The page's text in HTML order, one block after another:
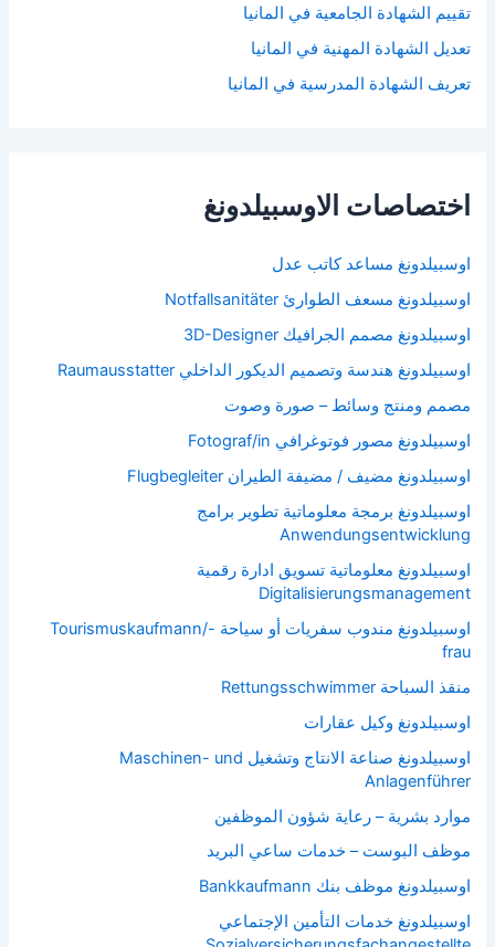
تقييم الشهادة الجامعية في المانيا
تعديل الشهادة المهنية في المانيا
تعريف الشهادة المدرسية في المانيا
اختصاصات الاوسبيلدونغ
اوسبيلدونغ مساعد كاتب عدل
اوسبيلدونغ مسعف الطوارئ Notfallsanitäter
اوسبيلدونغ مصمم الجرافيك 3D-Designer
اوسبيلدونغ هندسة وتصميم الديكور الداخلي Raumausstatter
مصمم ومنتج وسائط – صورة وصوت
اوسبيلدونغ مصور فوتوغرافي Fotograf/in
اوسبيلدونغ مضيف / مضيفة الطيران Flugbegleiter
اوسبيلدونغ برمجة معلوماتية تطوير برامج
Anwendungsentwicklung
اوسبيلدونغ معلوماتية تسويق ادارة رقمية
Digitalisierungsmanagement
اوسبيلدونغ مندوب سفريات أو سياحة Tourismuskaufmann/-
frau
منقذ السباحة Rettungsschwimmer
اوسبيلدونغ وكيل عقارات
اوسبيلدونغ صناعة الانتاج وتشغيل Maschinen- und
Anlagenführer
موارد بشرية – رعاية شؤون الموظفين
موظف البوست – خدمات ساعي البريد
اوسبيلدونغ موظف بنك Bankkaufmann
اوسبيلدونغ خدمات التأمين الإجتماعي